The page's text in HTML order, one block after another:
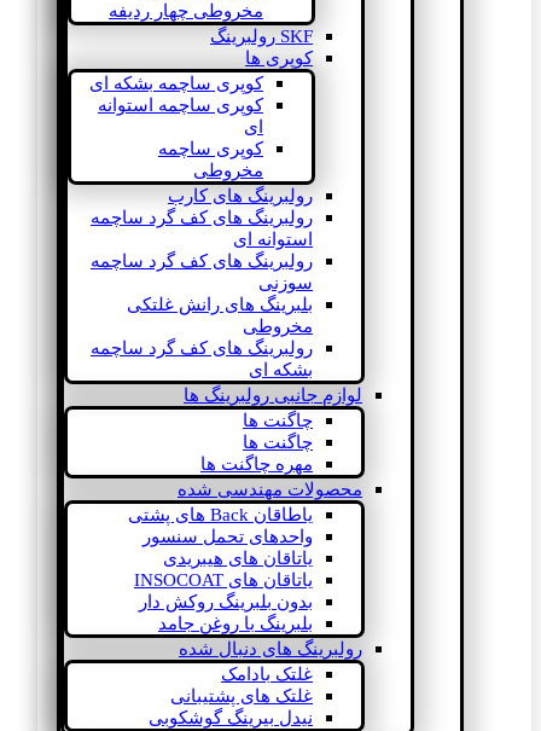
مخروطی چهار ردیفه
SKF رولبرینگ
کوپری ها
کوپری ساچمه بشکه ای
کوپری ساچمه استوانه
ای
کوپری ساچمه
مخروطی
رولبرینگ های کارب
رولبرینگ های کف گرد ساچمه
استوانه ای
رولبرینگ های کف گرد ساچمه
سوزنی
بلبرینگ های رانش غلتکی
مخروطی
رولبرینگ های کف گرد ساچمه
بشکه ای
لوازم جانبی رولبرینگ ها
چاگنت ها
چاگنت ها
مهره چاگنت ها
محصولات مهندسی شده
یاطاقان Back های پشتی
واحدهای تحمل سنسور
یاتاقان های هیبریدی
یاتاقان های INSOCOAT
بدون بلبرینگ روکش دار
بلبرینگ با روغن جامد
رولبرینگ های دنبال شده
غلتک بادامک
غلتک های پشتیبانی
نیدل بیرینگ گوشکوبی